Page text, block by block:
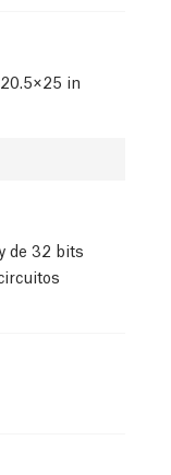
in
de 32 bits